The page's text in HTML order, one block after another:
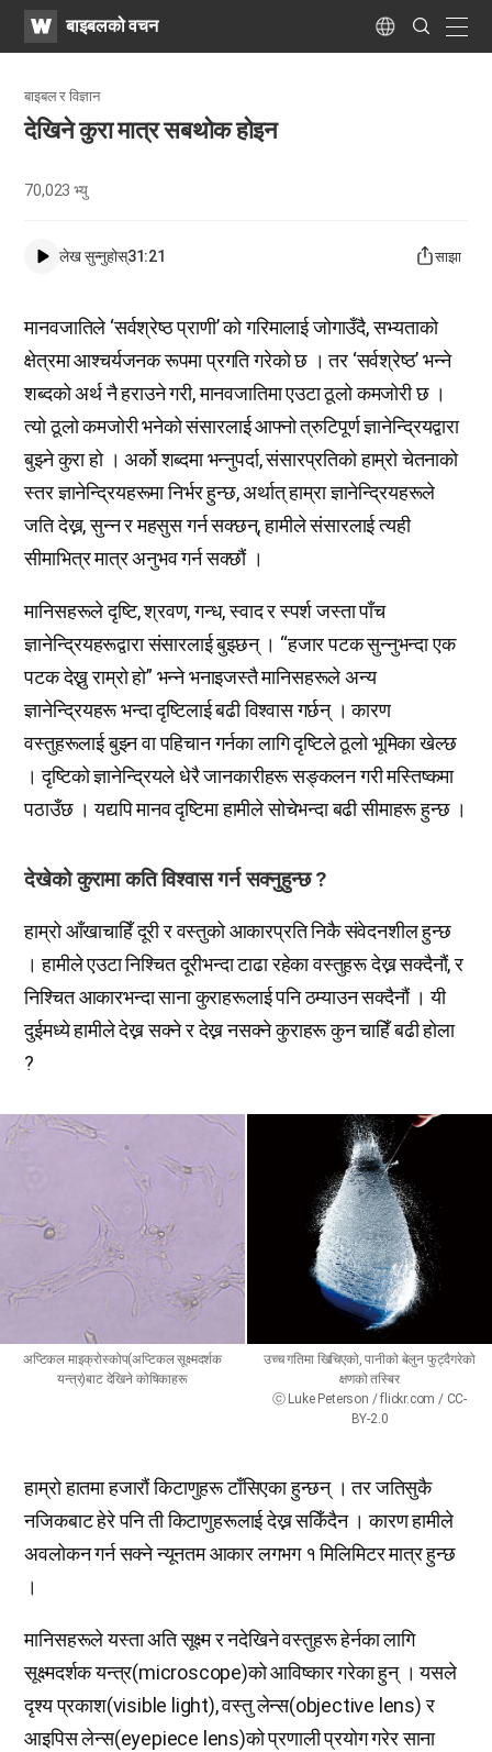
WATVबाइबलको वचन Language
Search
Submit
बाइबल र विज्ञान
देखिने कुरा मात्र सबथोक होइन
70,023भ्यु
लेख सुन्नुहोस्31:21 साझा
मानवजातिले ‘सर्वश्रेष्ठ प्राणी’ को गरिमालाई जोगाउँदै, सभ्यताको
क्षेत्रमा आश्चर्यजनक रूपमा प्रगति गरेको छ । तर ‘सर्वश्रेष्ठ’ भन्ने
शब्दको अर्थ नै हराउने गरी, मानवजातिमा एउटा ठूलो कमजोरी छ ।
त्यो ठूलो कमजोरी भनेको संसारलाई आफ्नो त्रुटिपूर्ण ज्ञानेन्द्रियद्वारा
बुझ्ने कुरा हो । अर्को शब्दमा भन्नुपर्दा, संसारप्रतिको हाम्रो चेतनाको
स्तर ज्ञानेन्द्रियहरूमा निर्भर हुन्छ, अर्थात् हाम्रा ज्ञानेन्द्रियहरूले
जति देख्न, सुन्न र महसुस गर्न सक्छन्, हामीले संसारलाई त्यही
सीमाभित्र मात्र अनुभव गर्न सक्छौं ।
मानिसहरूले दृष्टि, श्रवण, गन्ध, स्वाद र स्पर्श जस्ता पाँच
ज्ञानेन्द्रियहरूद्वारा संसारलाई बुझ्छन् । “हजार पटक सुन्नुभन्दा एक
पटक देख्नु राम्रो हो” भन्ने भनाइजस्तै मानिसहरूले अन्य
ज्ञानेन्द्रियहरू भन्दा दृष्टिलाई बढी विश्वास गर्छन् । कारण
वस्तुहरूलाई बुझ्न वा पहिचान गर्नका लागि दृष्टिले ठूलो भूमिका खेल्छ
। दृष्टिको ज्ञानेन्द्रियले धेरै जानकारीहरू सङ्कलन गरी मस्तिष्कमा
पठाउँछ । यद्यपि मानव दृष्टिमा हामीले सोचेभन्दा बढी सीमाहरू हुन्छ ।
देखेको कुरामा कति विश्वास गर्न सक्नुहुन्छ ?
हाम्रो आँखाचाहिँ दूरी र वस्तुको आकारप्रति निकै संवेदनशील हुन्छ
। हामीले एउटा निश्चित दूरीभन्दा टाढा रहेका वस्तुहरू देख्न सक्दैनौं, र
निश्चित आकारभन्दा साना कुराहरूलाई पनि ठम्याउन सक्दैनौं । यी
दुईमध्ये हामीले देख्न सक्ने र देख्न नसक्ने कुराहरू कुन चाहिँ बढी होला
?
अप्टिकल माइक्रोस्कोप(अप्टिकल सूक्ष्मदर्शक
यन्त्र)बाट देखिने कोषिकाहरू
उच्च गतिमा खिचिएको, पानीको बेलुन फुट्दैगरेको
क्षणको तस्बिर
ⓒ Luke Peterson / flickr.com / CC-
BY-2.0
हाम्रो हातमा हजारौं किटाणुहरू टाँसिएका हुन्छन् । तर जतिसुकै
नजिकबाट हेरे पनि ती किटाणुहरूलाई देख्न सकिँदैन । कारण हामीले
अवलोकन गर्न सक्ने न्यूनतम आकार लगभग १ मिलिमिटर मात्र हुन्छ
।
मानिसहरूले यस्ता अति सूक्ष्म र नदेखिने वस्तुहरू हेर्नका लागि
सूक्ष्मदर्शक यन्त्र(microscope)को आविष्कार गरेका हुन् । यसले
दृश्य प्रकाश(visible light), वस्तु लेन्स(objective lens) र
आइपिस लेन्स(eyepiece lens)को प्रणाली प्रयोग गरेर साना